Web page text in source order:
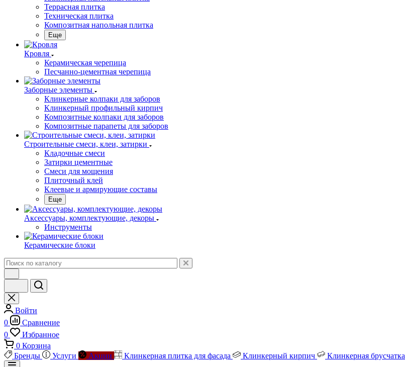
Террасная плитка
Техническая плитка
Композитная напольная плитка
Еще
Кровля
Керамическая черепица
Песчанно-цементная черепица
Заборные элементы
Клинкерные колпаки для заборов
Клинкерный профильный кирпич
Композитные колпаки для заборов
Композитные парапеты для заборов
Строительные смеси, клеи, затирки
Кладочные смеси
Затирки цементные
Смеси для мощения
Плиточный клей
Клеевые и армирующие составы
Еще
Аксессуары, комплектующие, декоры
Инструменты
Керамические блоки
Войти
0
Сравнение
0
Избранное
0 Корзина
Бренды
Услуги Акции Клинкерная плитка для фасада Клинкерный кирпич Клинкерная брусчатка